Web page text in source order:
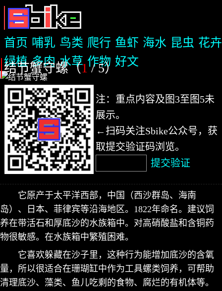
首页 哺乳 鸟类 爬行 鱼虾 海水 昆虫 花卉
绿植 多肉 水草 作物 好文
结节蟹守螺（1/ 5）
注：重点内容及图3至图5未
展示。
←扫码关注Sbike公众号，获
取提交验证码浏览。
提交验证
它原产于太平洋西部，中国（西沙群岛、海南
岛）、日本、菲律宾等沿海地区。1822年命名。建议饲
养在带活石和厚底沙的水族箱中。对高硝酸盐和含铜药
物很敏感。在水族箱中繁殖困难。
它喜欢躲藏在沙子里，这种行为能增加底沙的含氧
量，所以很适合在珊瑚缸中作为工具螺类饲养，可帮助
清理底沙、藻类、鱼儿吃剩的食物、腐烂的有机体等。